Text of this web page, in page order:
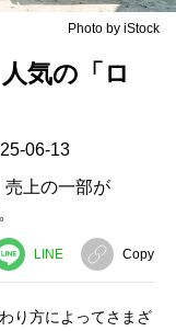
Photo by iStock
気の「ロ
06-13
上の一部が
LINE Copy
り方によってさまざ